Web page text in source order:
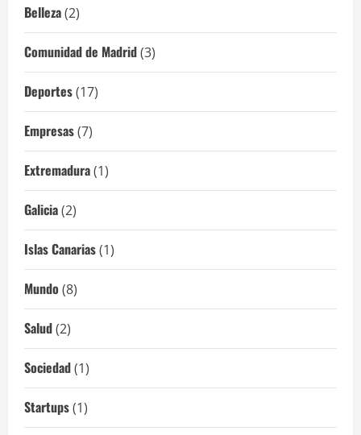
Belleza(2)
Comunidad de Madrid(3)
Deportes(17)
Empresas(7)
Extremadura(1)
Galicia(2)
Islas Canarias(1)
Mundo (8)
Salud(2)
Sociedad(1)
Startups(1)